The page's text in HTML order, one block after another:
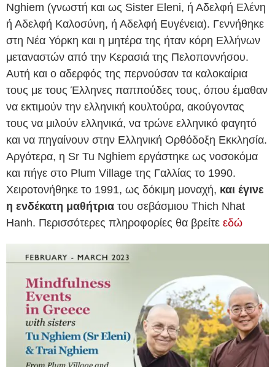
Nghiem (γνωστή και ως Sister Eleni, ή Αδελφή Ελένη
ή Αδελφή Καλοσύνη, ή Αδελφή Ευγένεια). Γεννήθηκε
στη Νέα Υόρκη και η μητέρα της ήταν κόρη Ελλήνων
μεταναστών από την Κερασιά της Πελοποννήσου.
Αυτή και ο αδερφός της περνούσαν τα καλοκαίρια
τους με τους Έλληνες παππούδες τους, όπου έμαθαν
να εκτιμούν την ελληνική κουλτούρα, ακούγοντας
τους να μιλούν ελληνικά, να τρώνε ελληνικό φαγητό
και να πηγαίνουν στην Ελληνική Ορθόδοξη Εκκλησία.
Αργότερα, η Sr Tu Nghiem εργάστηκε ως νοσοκόμα
και πήγε στο Plum Village της Γαλλίας το 1990.
Χειροτονήθηκε το 1991, ως δόκιμη μοναχή, και έγινε
η ενδέκατη μαθήτρια του σεβάσμιου Thich Nhat
Hanh. Περισσότερες πληροφορίες θα βρείτε εδώ